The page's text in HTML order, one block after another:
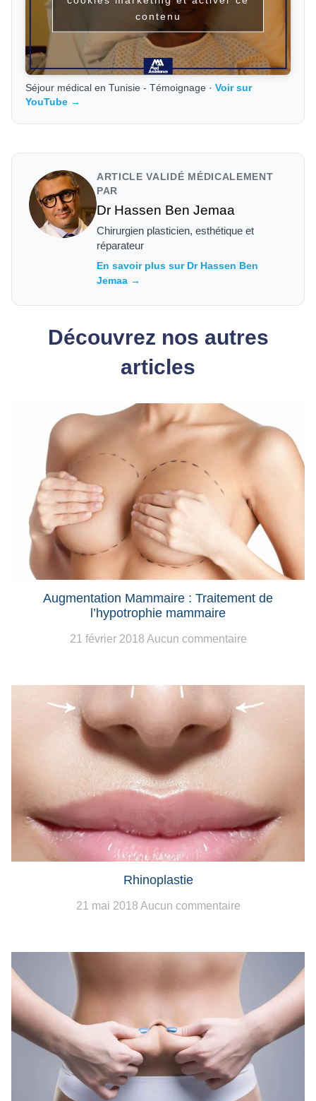
contenu
Séjour médical en Tunisie - Témoignage ·Voir sur
YouTube →
ARTICLE VALIDÉ MÉDICALEMENT
PAR
Dr Hassen Ben Jemaa
Chirurgien plasticien, esthétique et
réparateur
En savoir plus sur Dr Hassen Ben
Jemaa →
Découvrez nos autres
articles
Augmentation Mammaire : Traitement de
l’hypotrophie mammaire
21 février 2018 Aucun commentaire
Rhinoplastie
21 mai 2018 Aucun commentaire